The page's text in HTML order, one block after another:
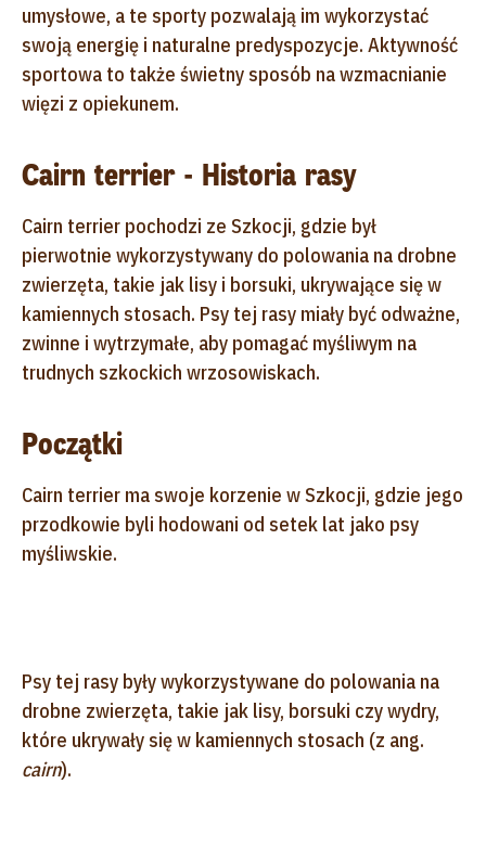
umysłowe, a te sporty pozwalają im wykorzystać
swoją energię i naturalne predyspozycje. Aktywność
sportowa to także świetny sposób na wzmacnianie
więzi z opiekunem.
Cairn terrier - Historia rasy
Cairn terrier pochodzi ze Szkocji, gdzie był
pierwotnie wykorzystywany do polowania na drobne
zwierzęta, takie jak lisy i borsuki, ukrywające się w
kamiennych stosach. Psy tej rasy miały być odważne,
zwinne i wytrzymałe, aby pomagać myśliwym na
trudnych szkockich wrzosowiskach.
Początki
Cairn terrier ma swoje korzenie w Szkocji, gdzie jego
przodkowie byli hodowani od setek lat jako psy
myśliwskie.
Psy tej rasy były wykorzystywane do polowania na
drobne zwierzęta, takie jak lisy, borsuki czy wydry,
które ukrywały się w kamiennych stosach (z ang.
cairn).